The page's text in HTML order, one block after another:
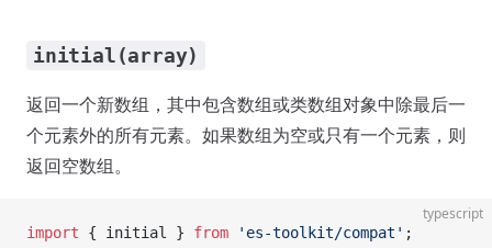
initial(array)
返回一个新数组，其中包含数组或类数组对象中除最后一
个元素外的所有元素。如果数组为空或只有一个元素，则
返回空数组。
typescript
import { initial } from 'es-toolkit/compat' ;